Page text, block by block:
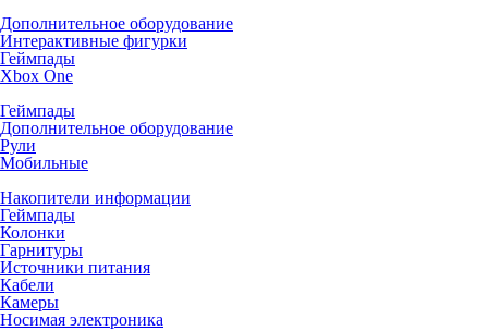
Дополнительное оборудование
Интерактивные фигурки
Геймпады
Xbox One
Геймпады
Дополнительное оборудование
Рули
Мобильные
Накопители информации
Геймпады
Колонки
Гарнитуры
Источники питания
Кабели
Камеры
Носимая электроника